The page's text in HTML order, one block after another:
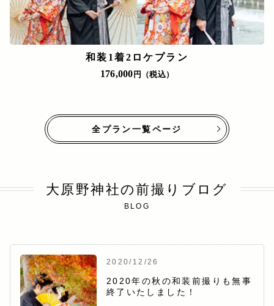
和装1着2ロケプラン
176,000 円（税込）
全プラン一覧ページ
大原野神社の前撮りブログ
BLOG
2020/12/26
2020年の秋の和装前撮りも無事
終了いたしました！